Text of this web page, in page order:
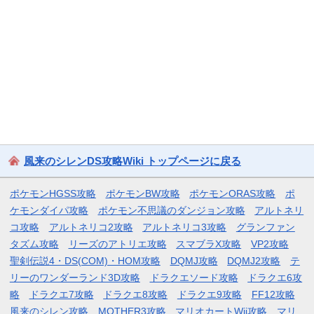
風来のシレンDS攻略Wiki トップページに戻る
ポケモンHGSS攻略 ポケモンBW攻略 ポケモンORAS攻略
ポ
ケモンダイパ攻略
ポケモン不思議のダンジョン攻略
アルトネリ
コ攻略
アルトネリコ2攻略 アルトネリコ3攻略
グランファン
タズム攻略
リーズのアトリエ攻略 スマブラX攻略
VP2攻略
聖剣伝説4・DS(COM)・HOM攻略
DQMJ攻略 DQMJ2攻略
テ
リーのワンダーランド3D攻略
ドラクエソード攻略
ドラクエ6攻
略
ドラクエ7攻略 ドラクエ8攻略 ドラクエ9攻略
FF12攻略
風来のシレン攻略
MOTHER3攻略 マリオカートWii攻略 マリ